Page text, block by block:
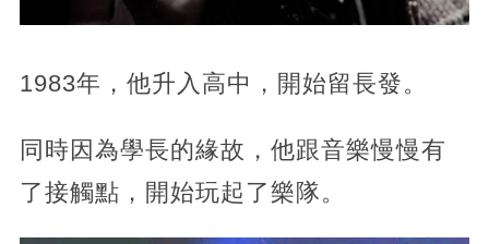
1983年，他升入高中，開始留長發。
同時因為學長的緣故，他跟音樂慢慢有
了接觸點，開始玩起了樂隊。